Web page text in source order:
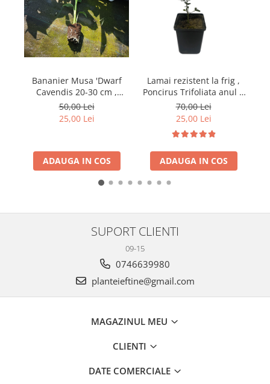
Bananier Musa 'Dwarf
Cavendis 20-30 cm ,
comestibil
50,00 Lei
25,00 Lei
ADAUGA IN COS
Lamai rezistent la frig ,
Poncirus Trifoliata anul 2
, inaltime 30-50 cm
70,00 Lei
25,00 Lei
ADAUGA IN COS
SUPORT CLIENTI
09-15
0746639980
planteieftine@gmail.com
MAGAZINUL MEU
CLIENTI
DATE COMERCIALE